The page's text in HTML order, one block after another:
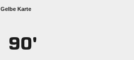
Gelbe Karte
90'